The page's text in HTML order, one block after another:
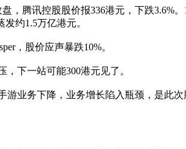
，腾讯控股股价报336港元，下跌3.6%
约1.5万亿港元。
，股价应声暴跌10%。
下一站可能300港元见了。
业务下降，业务增长陷入瓶颈，是此次